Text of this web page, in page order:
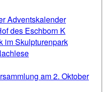
Adventskalender
des Eschborn K
im Skulpturenpark
am 2. Oktober